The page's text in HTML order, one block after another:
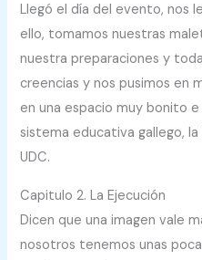
Llegó el día del evento, nos
ello, tomamos nuestras
nuestra preparaciones y
creencias y nos pusimos en
en una espacio muy bonito
sistema educativa gallego,
UDC.
Capitulo 2. La Ejecución
Dicen que una imagen vale
nosotros tenemos unas